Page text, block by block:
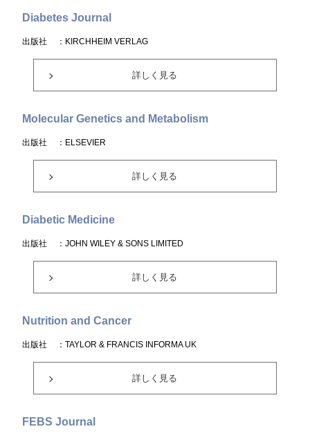
Diabetes Journal
出版社 ：KIRCHHEIM VERLAG
詳しく見る
Molecular Genetics and Metabolism
出版社 ：ELSEVIER
詳しく見る
Diabetic Medicine
出版社 ：JOHN WILEY & SONS LIMITED
詳しく見る
Nutrition and Cancer
出版社 ：TAYLOR & FRANCIS INFORMA UK
詳しく見る
FEBS Journal